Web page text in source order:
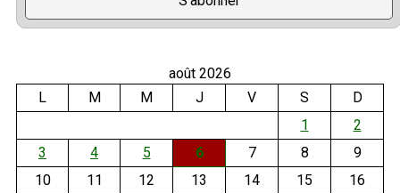
août 2026
L
M M J V S
D
1
2
3
4 5 6 7 8
9
10
11 12 13 14 15
16